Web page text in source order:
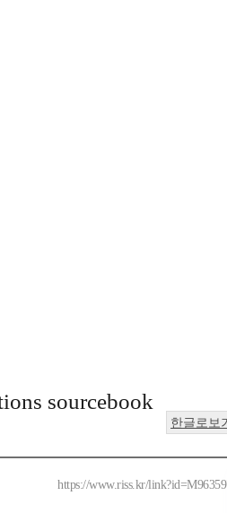
sourcebook
한글로보
https://www.riss.kr/